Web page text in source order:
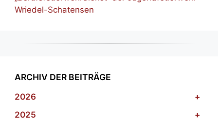
Wriedel-Schatensen
ARCHIV DER BEITRÄGE
2026
+
2025
+